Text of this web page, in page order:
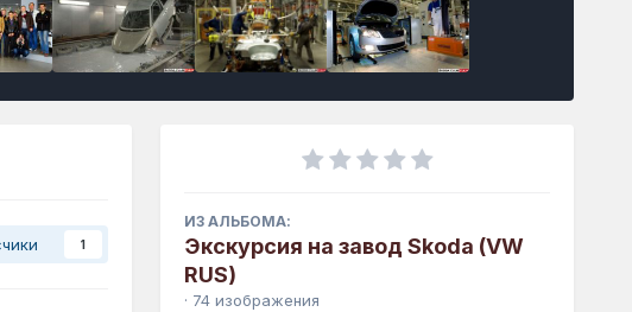
1
ИЗ АЛЬБОМА:
Экскурсия на завод Skoda (VW
RUS)
· 74 изображения